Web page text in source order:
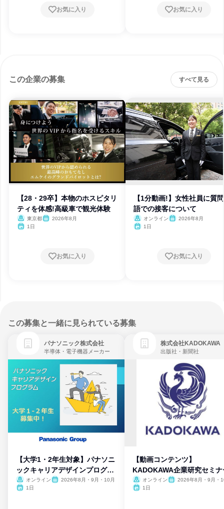
お気に入り お気に入り
この企業の募集 すべて見る
【28・29卒】本物のホスピタリ
ティを体感!高級車で観光体験
東京都
2026年8月
1日
お気に入り
【1分動画!】女性社員に質
語での接客について
オンライン
2026年8月
1日
お気に入り
この募集と一緒に見られている募集
パナソニック株式会社
半導体・電子機器メーカー
【大学1・2年生対象】パナソニ
ックキャリアデザインプログラ
ム
オンライン
2026年8月・9月・10月
1日
株式会社KADOKAWA
出版社・新聞社
【動画コンテンツ】
KADOKAWA企業研究セミナ
オンライン
2026年8月・9月・
1日